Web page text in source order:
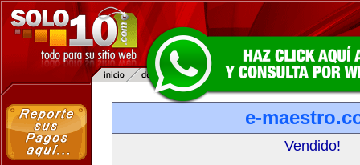
e-
Vendido!